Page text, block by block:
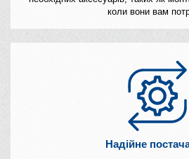
коли вони вам
Надійне